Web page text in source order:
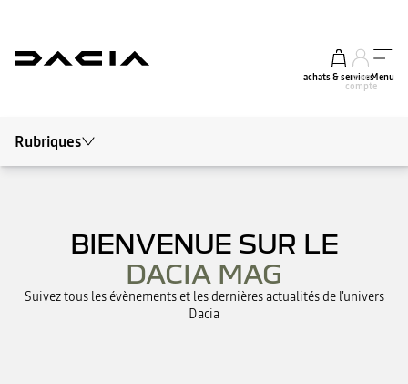
achats & services
mon
compte
Menu
Rubriques
Tout le mag
Autour de DaciaBIENVENUE SUR LE
DACIA MAG
Suivez tous les évènements et les dernières actualités de l'univers
Dacia